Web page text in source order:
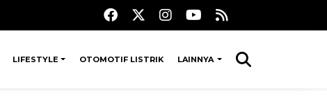
LIFESTYLE OTOMOTIF LISTRIK LAINNYA